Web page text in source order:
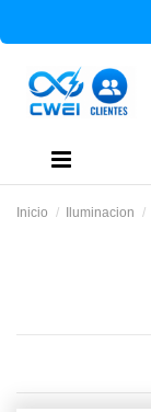
Inicio Iluminacion